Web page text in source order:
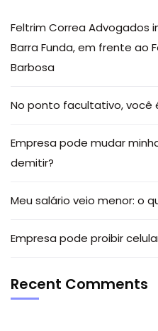
Feltrim Correa Advogados
Barra Funda, em frente ao
Barbosa
No ponto facultativo, você
Empresa pode mudar
demitir?
Meu salário veio menor: o
Empresa pode proibir
Recent Comments